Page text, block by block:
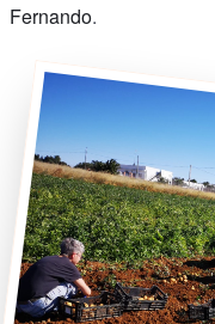
Fernando.